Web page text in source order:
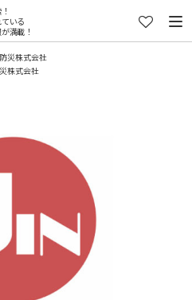
いる
満載！
災株式会社
株式会社